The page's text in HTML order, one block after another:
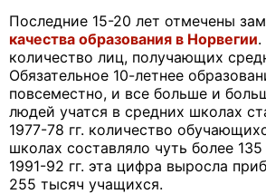
Последние 15-20 лет отмечены
качества образования в Норвегии.
количество лиц, получающих
Обязательное 10-летнее
повсеместно, и все больше и
людей учатся в средних школах
1977-78 гг. количество
школах составляло чуть более
1991-92 гг. эта цифра выросла
255 тысяч учащихся.